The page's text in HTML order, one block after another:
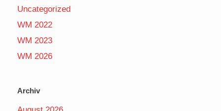
Uncategorized
WM 2022
WM 2023
WM 2026
Archiv